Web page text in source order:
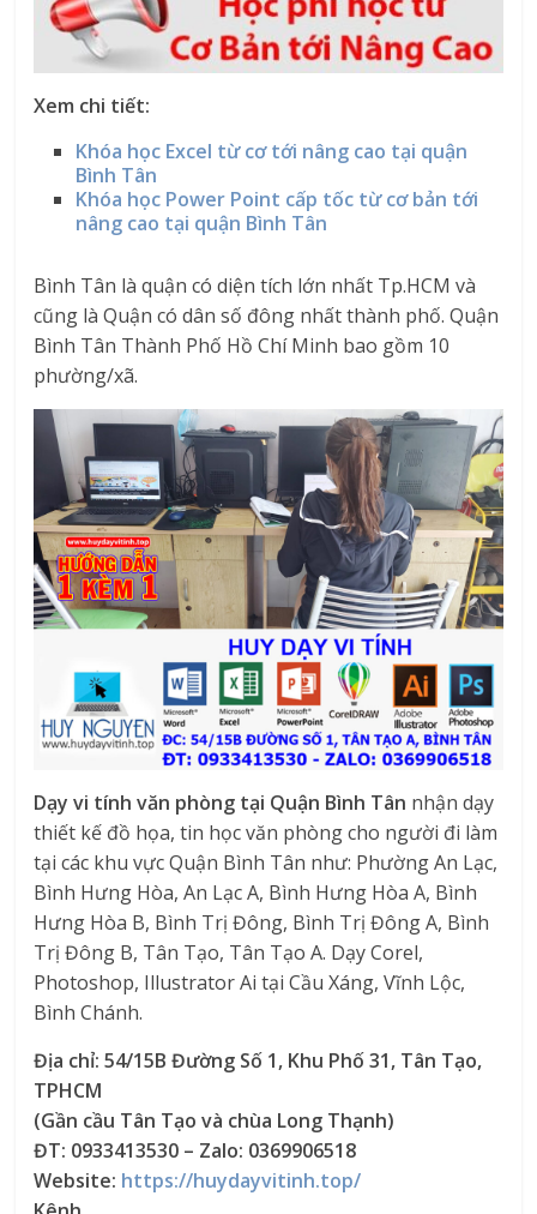
Xem chi tiết:
Khóa học Excel từ cơ tới nâng cao tại quận
Bình Tân
Khóa học Power Point cấp tốc từ cơ bản tới
nâng cao tại quận Bình Tân
Bình Tân là quận có diện tích lớn nhất Tp.HCM và
cũng là Quận có dân số đông nhất thành phố. Quận
Bình Tân Thành Phố Hồ Chí Minh bao gồm 10
phường/xã.
Dạy vi tính văn phòng tại Quận Bình Tân nhận dạy
thiết kế đồ họa, tin học văn phòng cho người đi làm
tại các khu vực Quận Bình Tân như: Phường An Lạc,
Bình Hưng Hòa, An Lạc A, Bình Hưng Hòa A, Bình
Hưng Hòa B, Bình Trị Đông, Bình Trị Đông A, Bình
Trị Đông B, Tân Tạo, Tân Tạo A. Dạy Corel,
Photoshop, Illustrator Ai tại Cầu Xáng, Vĩnh Lộc,
Bình Chánh.
Địa chỉ: 54/15B Đường Số 1, Khu Phố 31, Tân Tạo,
TPHCM
(Gần cầu Tân Tạo và chùa Long Thạnh)
ĐT: 0933413530 – Zalo: 0369906518
Website: https://huydayvitinh.top/